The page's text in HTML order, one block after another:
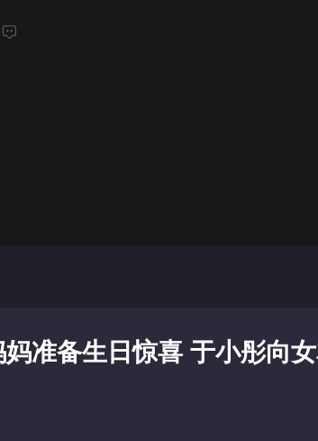
准备生日惊喜 于小彤向